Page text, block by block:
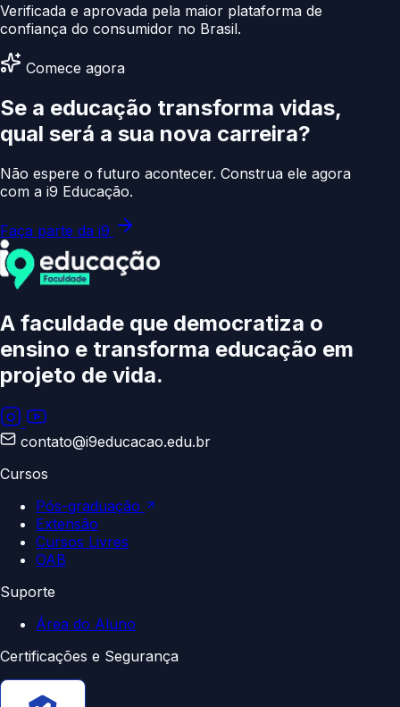
Verificada e aprovada pela maior plataforma de
confiança do consumidor no Brasil.
Comece agora
Se a educação transforma vidas,
qual será a sua nova carreira?
Não espere o futuro acontecer. Construa ele agora
com a i9 Educação.
Faça parte da i9
A faculdade que democratiza o
ensino e transforma educação em
projeto de vida.
contato@i9educacao.edu.br
Cursos
Pós-graduação
Extensão
Cursos Livres
OAB
Suporte
Área do Aluno
Certificações e Segurança